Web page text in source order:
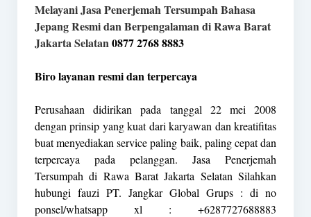
Melayani Jasa Penerjemah Tersumpah Bahasa
Jepang Resmi dan Berpengalaman di Rawa Barat
Jakarta Selatan 0877 2768 8883
Biro layanan resmi dan terpercaya
Perusahaan didirikan pada tanggal 22 mei 2008
dengan prinsip yang kuat dari karyawan dan kreatifitas
buat menyediakan service paling baik, paling cepat dan
terpercaya pada pelanggan. Jasa Penerjemah
Tersumpah di Rawa Barat Jakarta Selatan Silahkan
hubungi fauzi PT. Jangkar Global Grups : di no
ponsel/whatsapp xl : +6287727688883